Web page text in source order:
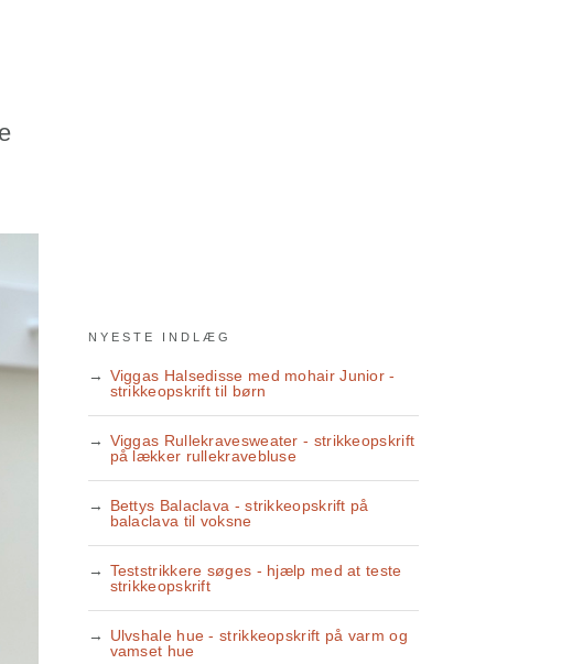
NYESTE INDLÆG
Viggas Halsedisse med mohair Junior -
strikkeopskrift til børn
Viggas Rullekravesweater - strikkeopskrift
på lækker rullekravebluse
Bettys Balaclava - strikkeopskrift på
balaclava til voksne
Teststrikkere søges - hjælp med at teste
strikkeopskrift
Ulvshale hue - strikkeopskrift på varm og
vamset hue